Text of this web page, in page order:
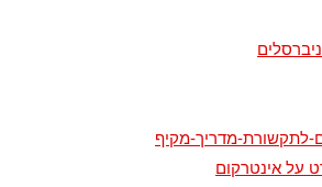
לתקשורת-מדריך-מקיף
על אינטרקום